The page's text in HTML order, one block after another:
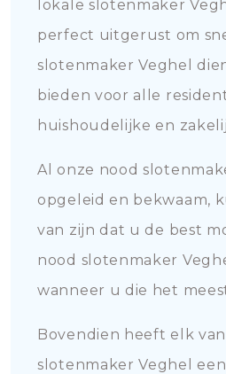
lokale slotenmaker
perfect uitgerust om
slotenmaker Veghel
bieden voor alle
huishoudelijke en
Al onze nood
opgeleid en bekwaam,
van zijn dat u de best
nood slotenmaker
wanneer u die het
Bovendien heeft elk
slotenmaker Veghel